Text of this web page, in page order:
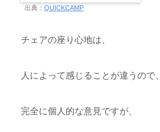
出典： QUICKCAMP
チェアの座り心地は、
人によって感じることが違うので、
完全に個人的な意見ですが、